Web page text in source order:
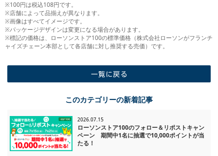
※100円は税込108円です。
※店舗によって品揃えが異なります。
※画像はすべてイメージです。
※パッケージデザインは変更になる場合があります。
※標記の価格は、ローソンストア100の標準価格（株式会社ローソンがフランチ
ャイズチェーン本部として各店舗に対し推奨する売価）です。
このカテゴリーの新着記事
2026.07.15
ローソンストア100のフォロー＆リポストキャン
ペーン 期間中1名に抽選で10,000ポイントが当
たる！